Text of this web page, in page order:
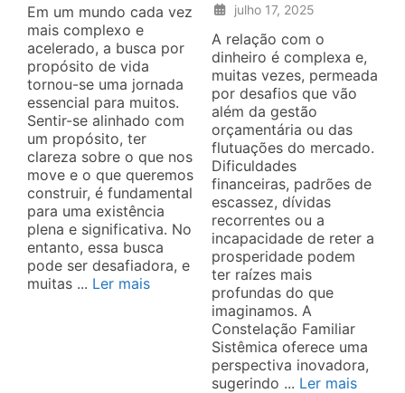
Em um mundo cada vez
mais complexo e
acelerado, a busca por
propósito de vida
tornou-se uma jornada
essencial para muitos.
Sentir-se alinhado com
um propósito, ter
clareza sobre o que nos
move e o que queremos
construir, é fundamental
para uma existência
plena e significativa. No
entanto, essa busca
pode ser desafiadora, e
muitas ... Ler mais
julho 17, 2025
A relação com o
dinheiro é complexa e,
muitas vezes, permeada
por desafios que vão
além da gestão
orçamentária ou das
flutuações do mercado.
Dificuldades
financeiras, padrões de
escassez, dívidas
recorrentes ou a
incapacidade de reter a
prosperidade podem
ter raízes mais
profundas do que
imaginamos. A
Constelação Familiar
Sistêmica oferece uma
perspectiva inovadora,
sugerindo ... Ler mais